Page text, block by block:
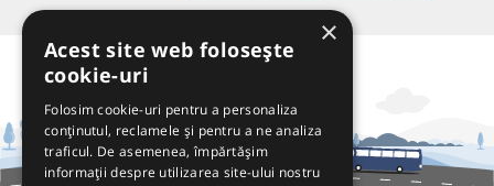
×
Acest site web folosește
cookie-uri
Folosim cookie-uri pentru a personaliza
conținutul, reclamele și pentru a ne analiza
traficul. De asemenea, împărtășim
informații despre utilizarea site-ului nostru